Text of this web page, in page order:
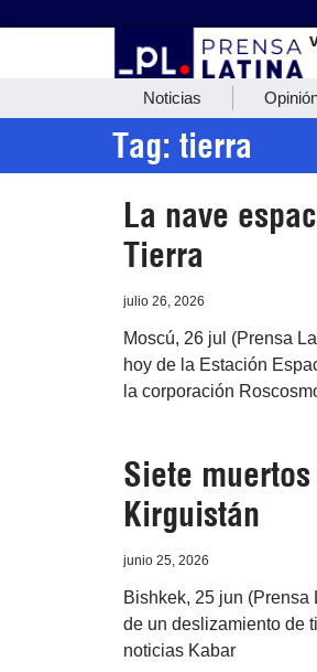
Noticias
Tag: tierra
La nave
Tierra
julio 26, 2026
Moscú, 26 jul (Prensa
hoy de la Estación
la corporación
Siete
Kirguistán
junio 25, 2026
Bishkek, 25 jun (Prensa
de un deslizamiento de
noticias Kabar